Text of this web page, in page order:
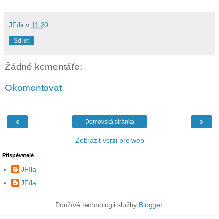
JFíla v 11:20
Sdílet
Žádné komentáře:
Okomentovat
‹ ›
Domovská stránka
Zobrazit verzi pro web
Přispěvatelé
JFíla
JFíla
Používá technologii služby Blogger.